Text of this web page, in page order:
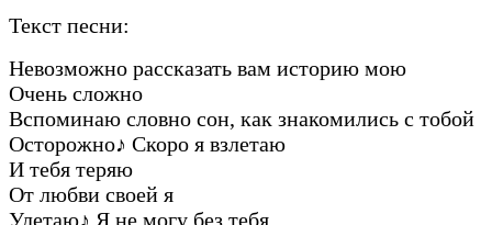
Текст песни:
Невозможно рассказать вам историю мою
Очень сложно
Вспоминаю словно сон, как знакомились с тобой
Осторожно♪ Скоро я взлетаю
И тебя теряю
От любви своей я
Улетаю♪ Я не могу без тебя